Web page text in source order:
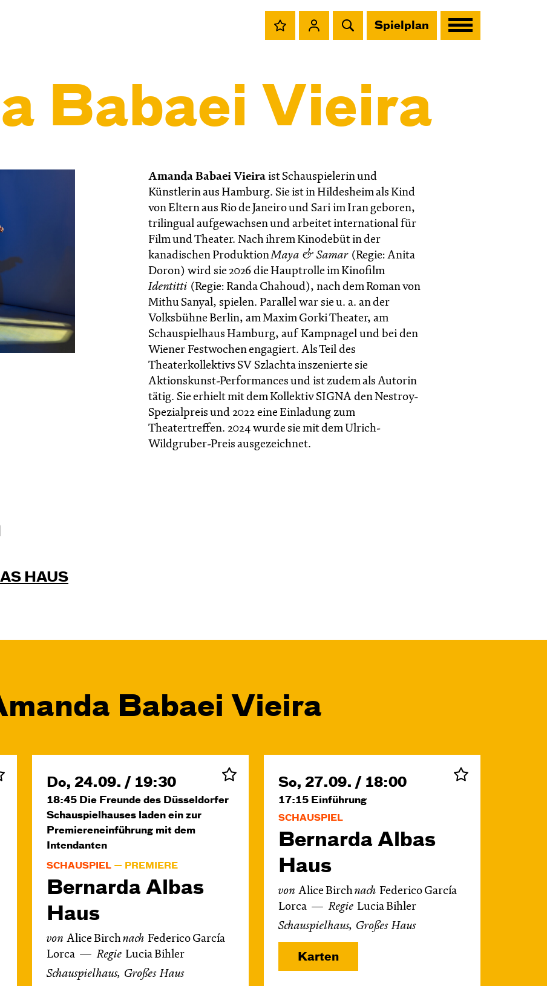
Spielplan
Babaei Vieira
Amanda Babaei Vieiraist Schauspielerin und
Künstlerin aus Hamburg. Sie ist in Hildesheim als Kind
von Eltern aus Rio de Janeiro und Sari im Iran geboren,
trilingual aufgewachsen und arbeitet international für
Film und Theater. Nach ihrem Kinodebüt in der
kanadischen ProduktionMaya & Samar(Regie: Anita
Doron) wird sie 2026 die Hauptrolle im Kinofilm
Identitti (Regie: Randa Chahoud), nach dem Roman von
Mithu Sanyal, spielen. Parallel war sie u. a. an der
Volksbühne Berlin, am Maxim Gorki Theater, am
Schauspielhaus Hamburg, auf Kampnagel und bei den
Wiener Festwochen engagiert. Als Teil des
Theaterkollektivs SV Szlachta inszenierte sie
Aktionskunst-Performances und ist zudem als Autorin
tätig. Sie erhielt mit dem Kollektiv SIGNA den Nestroy-
Spezialpreis und 2022 eine Einladung zum
Theatertreffen. 2024 wurde sie mit dem Ulrich-
Wildgruber-Preis ausgezeichnet.
HAUS
Babaei Vieira
Do, 24.09. / 19:30
18:45 Die Freunde des Düsseldorfer
Schauspielhauses laden ein zur
Premiereneinführung mit dem
Intendanten
SCHAUSPIEL PREMIERE
Bernarda Albas
Haus
von Alice Birchnach Federico García
Lorca
Regie Lucia Bihler
Schauspielhaus, Großes Haus
So, 27.09. / 18:00
17:15 Einführung
SCHAUSPIEL
Bernarda Albas
Haus
von Alice Birchnach Federico García
Lorca
Regie Lucia Bihler
Schauspielhaus, Großes Haus
Karten